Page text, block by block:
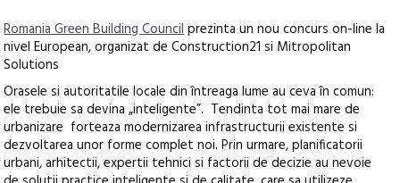
Romania Green Building Councilprezinta un nou concurs on-line la
nivel European, organizat de Construction21 si Mitropolitan
Solutions
Orasele si autoritatile locale din întreaga lume au ceva în comun:
ele trebuie sa devina „inteligente”. Tendinta tot mai mare de
urbanizare forteaza modernizarea infrastructurii existente si
dezvoltarea unor forme complet noi. Prin urmare, planificatorii
urbani, arhitectii, expertii tehnici si factorii de decizie au nevoie